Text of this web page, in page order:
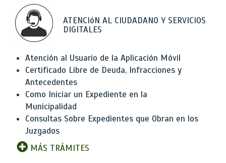
ATENCIóN AL CIUDADANO Y SERVICIOS
DIGITALES
Atención al Usuario de la Aplicación Móvil
Certificado Libre de Deuda, Infracciones y
Antecedentes
Como Iniciar un Expediente en la
Municipalidad
Consultas Sobre Expedientes que Obran en los
Juzgados
MÁS TRÁMITES